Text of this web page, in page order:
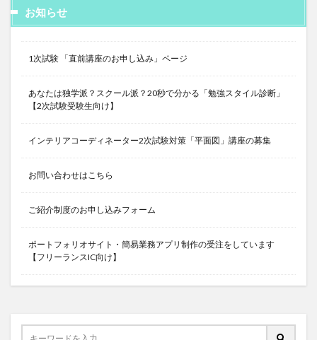
お知らせ
1次試験 「直前講座のお申し込み」ページ
あなたは独学派？スクール派？20秒で分かる「勉強スタイル診断」
【2次試験受験生向け】
インテリアコーディネーター2次試験対策「平面図」講座の募集
お問い合わせはこちら
ご紹介制度のお申し込みフォーム
ポートフォリオサイト・簡易業務アプリ制作の受注をしています
【フリーランスIC向け】